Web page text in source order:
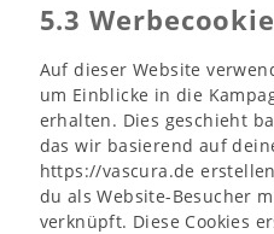
5.3
Auf dieser Website
um Einblicke in die
erhalten. Dies geschieht
das wir basierend auf
https://vascura.de
du als Website-Besucher
verknüpft. Diese Cookies